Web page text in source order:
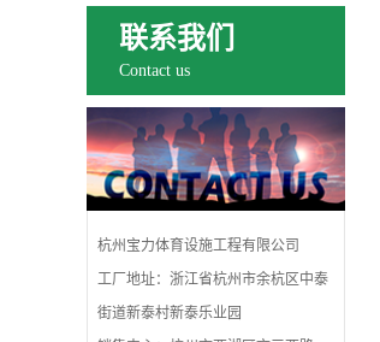
联系我们
Contact us
杭州宝力体育设施工程有限公司
工厂地址：浙江省杭州市余杭区中泰
街道新泰村新泰乐业园